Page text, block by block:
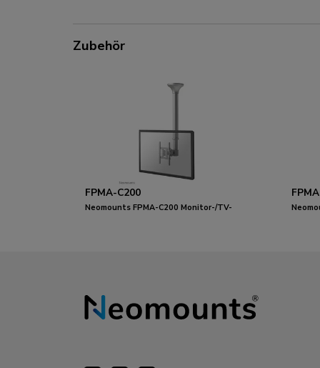
Zubehör
FPMA-C200
Neomounts FPMA-C200 Monitor-/TV-